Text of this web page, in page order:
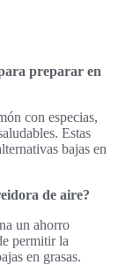
preparar en
con especias,
Estas
bajas en
de aire?
un ahorro
permitir la
en grasas.